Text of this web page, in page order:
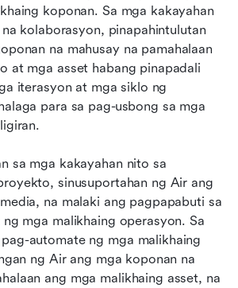
koponan. Sa mga kakayahan
kolaborasyon, pinapahintulutan
na mahusay na pamahalaan
at mga asset habang pinapadali
iterasyon at mga siklo ng
para sa pag-usbong sa mga
sa mga kakayahan nito sa
sinusuportahan ng Air ang
na malaki ang pagpapabuti sa
mga malikhaing operasyon. Sa
automate ng mga malikhaing
ng Air ang mga koponan na
ang mga malikhaing asset, na